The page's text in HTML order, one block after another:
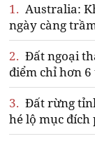
1. Australia:
ngày càng
2. Đất ngoại
điểm chỉ hơn
3. Đất rừng
hé lộ mục đích